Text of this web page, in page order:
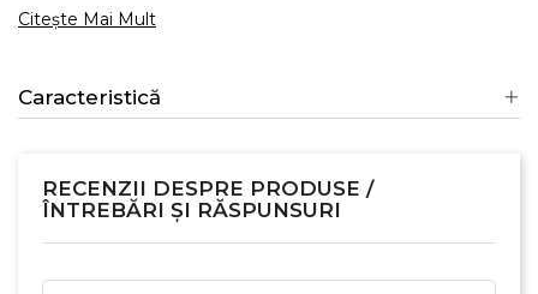
de neroli. Gustul dulce-amar al migdalelor din notele de
heliotrop vanilie-migdale și iris pudrat. Finisajul senzual de
benzoin balsamic dulce.
Citește Mai Mult
Caracteristică
RECENZII DESPRE PRODUSE /
ÎNTREBĂRI ȘI RĂSPUNSURI